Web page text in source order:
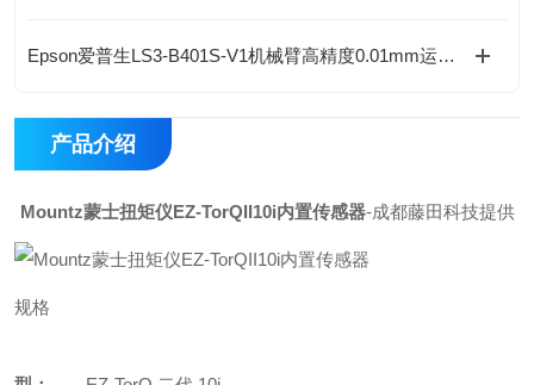
Epson爱普生LS3-B401S-V1机械臂高精度0.01mm运行稳定
产品介绍
Mountz蒙士扭矩仪EZ-TorQII10i内置传感器-成都藤田科技提供
规格